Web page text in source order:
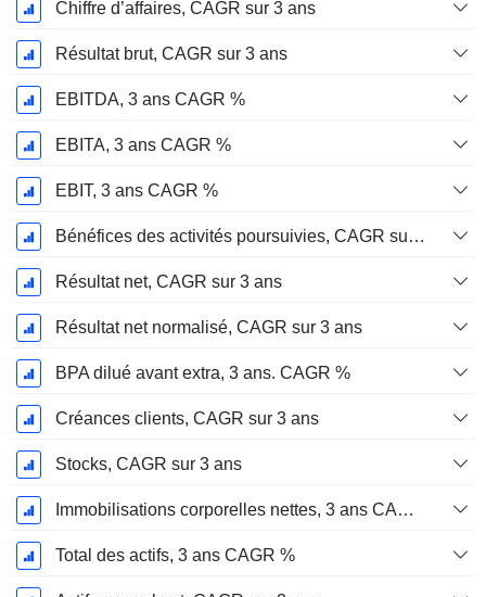
Chiffre d’affaires, CAGR sur 3 ans
Résultat brut, CAGR sur 3 ans
EBITDA, 3 ans CAGR %
EBITA, 3 ans CAGR %
EBIT, 3 ans CAGR %
Bénéfices des activités poursuivies, CAGR sur 3 ans
Résultat net, CAGR sur 3 ans
Résultat net normalisé, CAGR sur 3 ans
BPA dilué avant extra, 3 ans. CAGR %
Créances clients, CAGR sur 3 ans
Stocks, CAGR sur 3 ans
Immobilisations corporelles nettes, 3 ans CAGR %
Total des actifs, 3 ans CAGR %